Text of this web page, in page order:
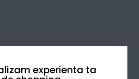
experienta ta